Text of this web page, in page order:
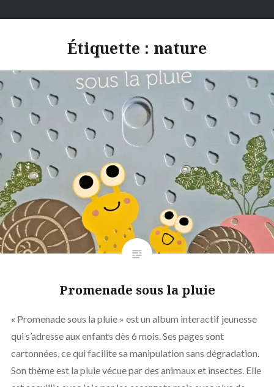
Étiquette : nature
Promenade sous la pluie
« Promenade sous la pluie » est un album interactif jeunesse
qui s’adresse aux enfants dès 6 mois. Ses pages sont
cartonnées, ce qui facilite sa manipulation sans dégradation.
Son thème est la pluie vécue par des animaux et insectes. Elle